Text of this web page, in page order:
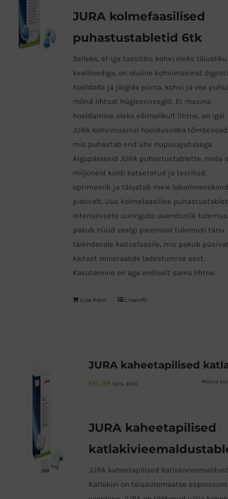
JURA kolmefaasilised
puhastustabletid 6tk
Selleks, et iga tassitäis kohvi oleks täiusliku
kvaliteediga, on oluline kohvimasinat õigesti
hooldada ja järgida piima, kohvi ja vee
mõnd lihtsat hügieenireeglit. Et masina
hooldamine oleks võimalikult lihtne, on igal
JURA kohvimasinal hooldusvaba
mis puhastab end ühe nupuvajutusega.
Algupäraseid JURA puhastustablette, mida
miljoneid kordi katsetatud ja testitud,
optimeerib ja täiustab meie
pidevalt. Uus kolmefaasiline
intensiivsete uuringute uuenduslik
pakub nüüd veelgi paremaid tulemusi tänu
täiendavale kaitsefaasile, mis pakub
kaitset mineraalide ladestumise eest.
Kasutamine on aga endiselt sama lihtne.
Lisa korvi Lisainfo
€15,99 (sis. KM) Maksa
JURA kaheetapilised
JURA kaheetapilised
Katlakivi on täisautomaatse